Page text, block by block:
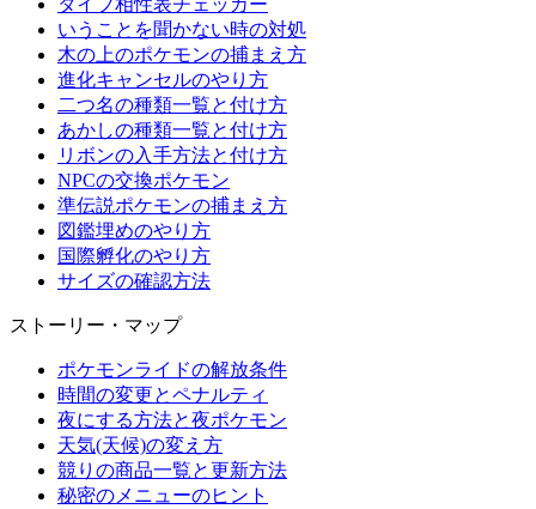
タイプ相性表チェッカー
いうことを聞かない時の対処
木の上のポケモンの捕まえ方
進化キャンセルのやり方
二つ名の種類一覧と付け方
あかしの種類一覧と付け方
リボンの入手方法と付け方
NPCの交換ポケモン
準伝説ポケモンの捕まえ方
図鑑埋めのやり方
国際孵化のやり方
サイズの確認方法
ストーリー・マップ
ポケモンライドの解放条件
時間の変更とペナルティ
夜にする方法と夜ポケモン
天気(天候)の変え方
競りの商品一覧と更新方法
秘密のメニューのヒント